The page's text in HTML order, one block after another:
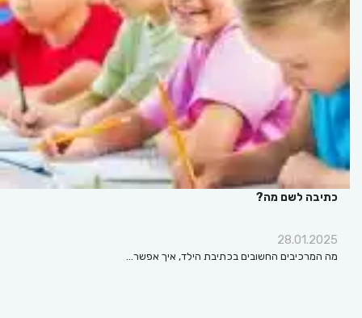
כתיבה לשם מה?
28.01.2025
מה המרכיבים החשובים בכתיבת הילד, איך אפשר…